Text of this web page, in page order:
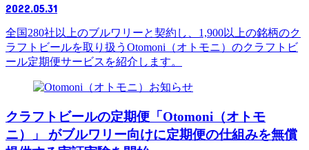
2022.05.31
全国280社以上のブルワリーと契約し、1,900以上の銘柄のク
ラフトビールを取り扱うOtomoni（オトモニ）のクラフトビ
ール定期便サービスを紹介します。
お知らせ
クラフトビールの定期便「Otomoni（オトモ
ニ）」 がブルワリー向けに定期便の仕組みを無償